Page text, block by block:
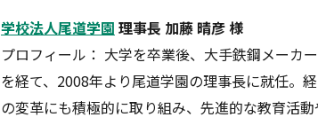
学校法人尾道学園 理事長 加藤 晴彦 様
プロフィール： 大学を卒業後、大手鉄鋼メーカ
を経て、2008年より尾道学園の理事長に就任。
の変革にも積極的に取り組み、先進的な教育活